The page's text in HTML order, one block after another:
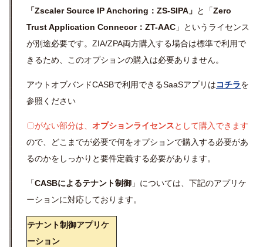
「Zscaler Source IP Anchoring：ZS-SIPA」 と「Zero
Trust Application Connecor：ZT-AAC 」というライセンス
が別途必要です。ZIA/ZPA両方購入する場合は標準で利用で
きるため、このオプションの購入は必要ありません。
アウトオブバンドCASBで利用できるSaaSアプリはコチラを
参照ください
〇がない部分は、 オプションライセンスとして購入できます
ので、どこまでが必要で何をオプションで購入する必要があ
るのかをしっかりと要件定義する必要があります。
「CASBによるテナント制御 」については、下記のアプリケ
ーションに対応しております。
テナント制御アプリケ
ーション